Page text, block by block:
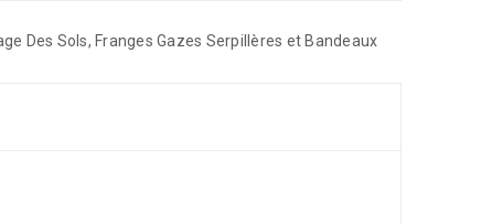
Des Sols, Franges Gazes Serpillères et Bandeaux